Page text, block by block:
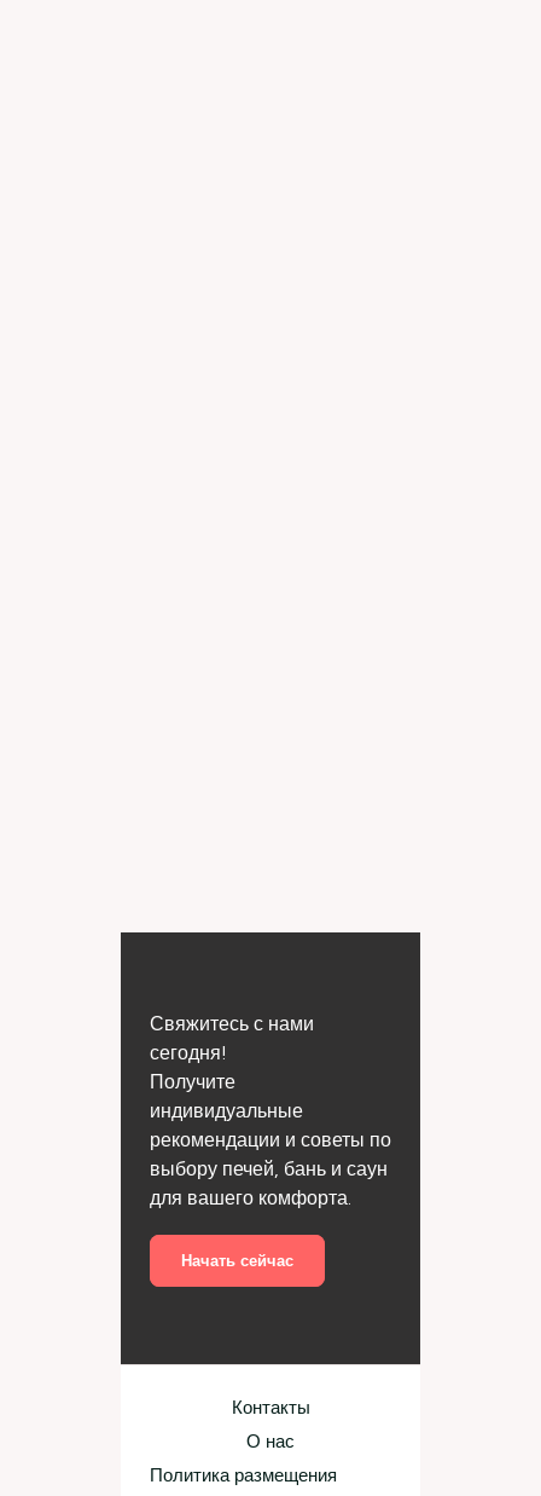
Свяжитесь с нами
сегодня!
Получите
индивидуальные
рекомендации и советы по
выбору печей, бань и саун
для вашего комфорта.
Начать сейчас
Контакты
О нас
Политика размещения